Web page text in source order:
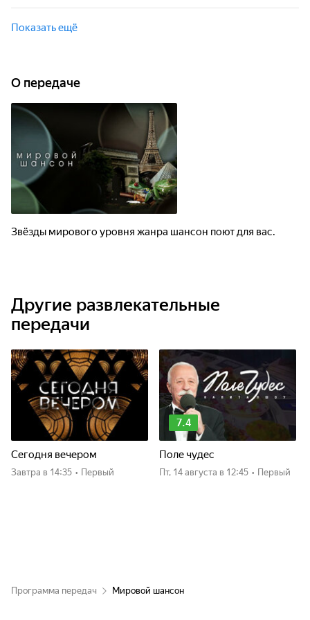
исполнители.
Звёзды мирового уровня жанра шансон, завоевавшие
сердца миллионов слушателей, поют для вас. Искренняя
тёплая атмосфера, самые любимые песни и популярные
Показать ещё
О передаче
Звёзды мирового уровня жанра шансон поют для вас.
Другие развлекательные
передачи
Сегодня вечером
Завтра в 14:35 • Первый
7.4
Поле чудес
пт, 14 августа в 12:45 • Первый
Программа передач Мировой шансон